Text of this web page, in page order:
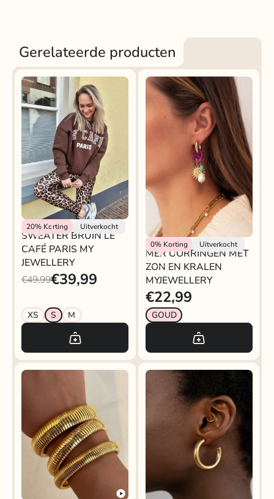
Gerelateerde producten
20% Korting Uitverkocht
My Jewellery
SWEATER BRUIN LE
CAFÉ PARIS MY
JEWELLERY
€49,99€39,99
XS S M
0%Korting Uitverkocht
My Jewellery
MER OORRINGEN MET
ZON EN KRALEN
MYJEWELLERY
€22,99
GOUD